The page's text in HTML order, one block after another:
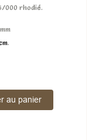
000 rhodié.
cm
.
au panier